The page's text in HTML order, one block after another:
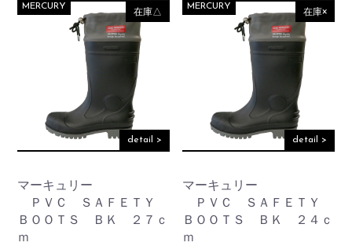
在庫△
detail >
マーキュリー
ＰＶＣ ＳＡＦＥＴＹ
ＢＯＯＴＳ ＢＫ ２７ｃ
ｍ
MERCURY 在庫×
detail >
マーキュリー
ＰＶＣ ＳＡＦＥＴＹ
ＢＯＯＴＳ ＢＫ ２４ｃ
ｍ
MERCURY